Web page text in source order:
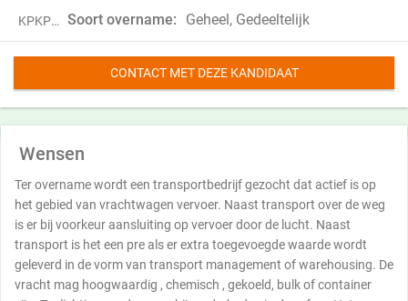
KPKP18RHH69B Soort overname: Geheel, Gedeeltelijk
CONTACT MET DEZE KANDIDAAT
Wensen
Ter overname wordt een transportbedrijf gezocht dat actief is op
het gebied van vrachtwagen vervoer. Naast transport over de weg
is er bij voorkeur aansluiting op vervoer door de lucht. Naast
transport is het een pre als er extra toegevoegde waarde wordt
geleverd in de vorm van transport management of warehousing. De
vracht mag hoogwaardig , chemisch , gekoeld, bulk of container